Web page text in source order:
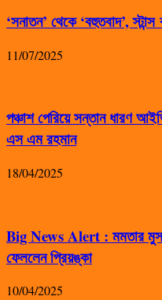
‘সনাতন’ থেকে ‘বহুতবাদ’,
11/07/2025
পঞ্চাশ পেরিয়ে সন্তান ধারণ
এস এম রহমান
18/04/2025
Big News Alert : মমতার
ফেললেন প্রিয়ঙ্কা
10/04/2025